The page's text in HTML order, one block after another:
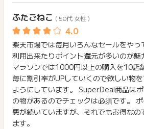
ふたごねこ ( 50代 女性 )
楽天市場では毎月いろんなセールをやっ
利用出来たりポイント還元が多いのが
マラソンでは1000円以上の購入を10店
毎に割引率がUPしていくので欲しい物
ようにしています。 SuperDeal商品は
の物があるのでチェックは必須です。
悪が続いていますが、それでもお得なの
ます。